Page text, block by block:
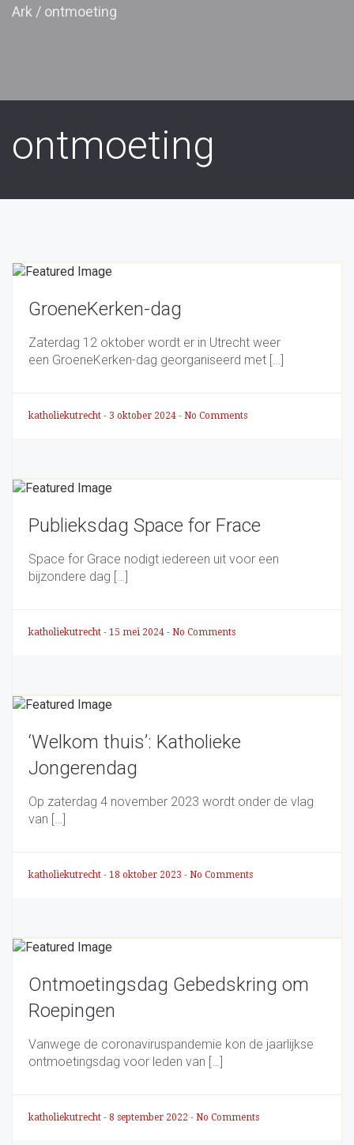
Ark / ontmoeting
ontmoeting
GroeneKerken-dag
Zaterdag 12 oktober wordt er in Utrecht weer
een GroeneKerken-dag georganiseerd met […]
katholiekutrecht - 3 oktober 2024 - No Comments
Publieksdag Space for Frace
Space for Grace nodigt iedereen uit voor een
bijzondere dag […]
katholiekutrecht - 15 mei 2024 - No Comments
‘Welkom thuis’: Katholieke
Jongerendag
Op zaterdag 4 november 2023 wordt onder de vlag
van […]
katholiekutrecht - 18 oktober 2023 - No Comments
Ontmoetingsdag Gebedskring om
Roepingen
Vanwege de coronaviruspandemie kon de jaarlijkse
ontmoetingsdag voor leden van […]
katholiekutrecht - 8 september 2022 - No Comments